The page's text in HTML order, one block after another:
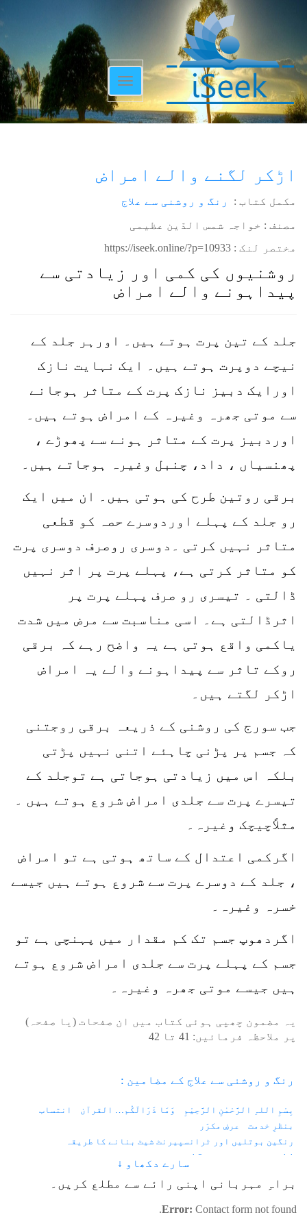
Toggle
navigation
اڑکر لگنے والے امراض
مکمل کتاب : رنگ و روشنی سے علاج
مصنف : خواجہ شمس الدّین عظیمی
مختصر لنک : https://iseek.online/?p=10933
روشنیوں کی کمی اور زیادتی سے
پیداہونے والے امراض
جلد کے تین پرت ہوتے ہیں۔ اورہر جلد کے
نیچے دوپرت ہوتے ہیں۔ ایک نہایت نازک
اورایک دبیز نازک پرت کے متاثر ہوجانے
سے موتی جھرہ وغیرہ کے امراض ہوتے ہیں۔
اوردبیز پرت کے متاثر ہونے سے پھوڑے ،
پھنسیاں ، داد، چنبل وغیرہ ہوجاتے ہیں۔
برقی روتین طرح کی ہوتی ہیں۔ ان میں ایک
رو جلد کے پہلے اوردوسرے حصہ کو قطعی
متاثر نہیں کرتی ۔دوسری روصرف دوسری پرت
کو متاثر کرتی ہے، پہلے پرت پر اثر نہیں
ڈالتی ۔ تیسری رو صرف پہلے پرت پر
اثرڈالتی ہے۔ اسی مناسبت سے مرض میں شدت
یاکمی واقع ہوتی ہے یہ واضح رہے کہ برقی
روکے تاثر سے پیداہونے والے یہ امراض
اڑکر لگتے ہیں۔
جب سورج کی روشنی کے ذریعہ برقی روجتنی
کہ جسم پر پڑنی چاہئے اتنی نہیں پڑتی
بلکہ اس میں زیادتی ہوجاتی ہے توجلد کے
تیسرے پرت سے جلدی امراض شروع ہوتے ہیں ۔
مثلاًچیچک وغیرہ۔
اگرکمی اعتدال کے ساتھ ہوتی ہے تو امراض
، جلد کے دوسرے پرت سے شروع ہوتے ہیں جیسے
خسرہ وغیرہ۔
اگردھوپ جسم تک کم مقدار میں پہنچی ہے تو
جسم کے پہلے پرت سے جلدی امراض شروع ہوتے
ہیں جیسے موتی جھرہ وغیرہ۔
یہ مضمون چھپی ہوئی کتاب میں ان صفحات (یا صفحہ)
پر ملاحظہ فرمائیں: 41 تا 42
رنگ و روشنی سے علاج کے مضامین :
بِسْمِ اللہِ الرَّحْمٰنِ الرَّحِیْمِ وَمَا ذَرَالَکُم… القرآن
انتساب
بنظرِ خدمت
عرضِ مکرّر
رنگین بوتلیں اور ٹرانسپیرنٹ شیٹ بنانے کا طریقہ
1.1 - زندگی اور رنگ
1.2 - فوٹان اور الیکٹران
1.4 - دوپیروں اور چار پیروں سے چلنے والے جانور
1.6 - آسمانی رنگ کیا ہے؟
سارے دکھاو ↓
براہِ مہربانی اپنی رائے سے مطلع کریں۔
Error: Contact form not found.